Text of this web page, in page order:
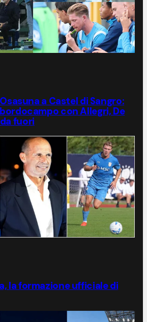
a Castel di Sangro:
con Allegri, De
fuori
la formazione ufficiale di